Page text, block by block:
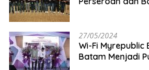
27/05/2024
Wi-Fi Myrepublic
Batam Menjadi